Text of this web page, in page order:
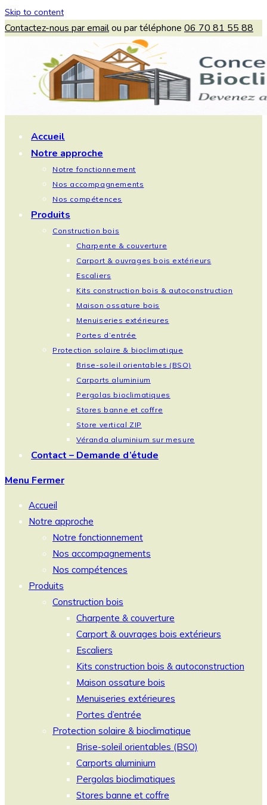
Skip to content
Contactez-nous par emailou par téléphone 06 70 81 55 88
Accueil
Notre approche
Notre fonctionnement
Nos accompagnements
Nos compétences
Produits
Construction bois
Charpente & couverture
Carport & ouvrages bois extérieurs
Escaliers
Kits construction bois & autoconstruction
Maison ossature bois
Menuiseries extérieures
Portes d’entrée
Protection solaire & bioclimatique
Brise-soleil orientables (BSO)
Carports aluminium
Pergolas bioclimatiques
Stores banne et coffre
Store vertical ZIP
Véranda aluminium sur mesure
Contact – Demande d’étude
Menu Fermer
Accueil
Notre approche
Notre fonctionnement
Nos accompagnements
Nos compétences
Produits
Construction bois
Charpente & couverture
Carport & ouvrages bois extérieurs
Escaliers
Kits construction bois & autoconstruction
Maison ossature bois
Menuiseries extérieures
Portes d’entrée
Protection solaire & bioclimatique
Brise-soleil orientables (BSO)
Carports aluminium
Pergolas bioclimatiques
Stores banne et coffre